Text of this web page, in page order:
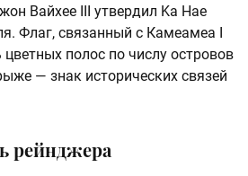
Вайхее III утвердил Ka Hae
Флаг, связанный с Камеамеа I
полос по числу островов
— знак исторических связей
рейнджера